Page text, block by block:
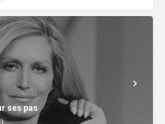
ses pas